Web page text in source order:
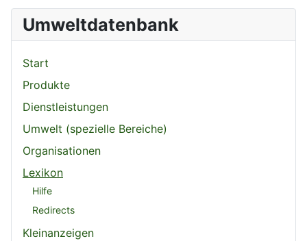
Umweltdatenbank
Start
Produkte
Dienstleistungen
Umwelt (spezielle Bereiche)
Organisationen
Lexikon
Hilfe
Redirects
Kleinanzeigen